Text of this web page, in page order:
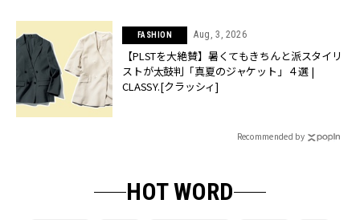
FASHION Aug, 3, 2026
【PLSTを大絶賛】暑くてもきちんと派スタイリ
ストが太鼓判「真夏のジャケット」４選 |
CLASSY.[クラッシィ]
Recommended by
HOT WORD